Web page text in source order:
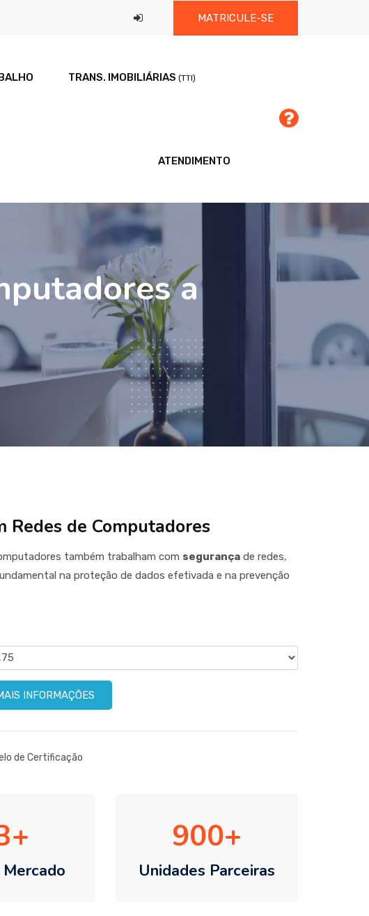
MATRICULE-SE
TRANS. IMOBILIÁRIAS (TTI)
ATENDIMENTO
a
Redes de Computadores
também trabalham com segurançade redes,
na proteção de dados efetivada e na prevenção
INFORMAÇÕES
de Certificação
900
Unidades Parceiras